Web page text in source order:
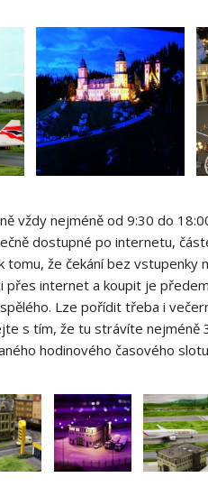
vždy nejméně od 9:30 do
dostupné po internetu,
tomu, že čekání bez
přes internet a koupit je
Lze pořídit třeba i
s tím, že tu strávíte nejméně
hodinového časového